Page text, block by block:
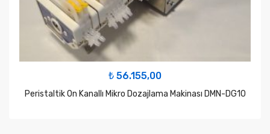
₺ 56.155,00
Peristaltik On Kanallı Mikro Dozajlama Makinası DMN-DG10